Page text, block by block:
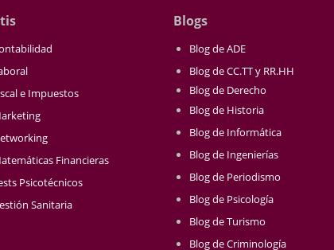
e Impuestos
Financieras
Psicotécnicos
Sanitaria
Blogs
Blog de ADE
Blog de CC.TT y RR.HH
Blog de Derecho
Blog de Historia
Blog de Informática
Blog de Ingenierías
Blog de Periodismo
Blog de Psicología
Blog de Turismo
Blog de Criminología